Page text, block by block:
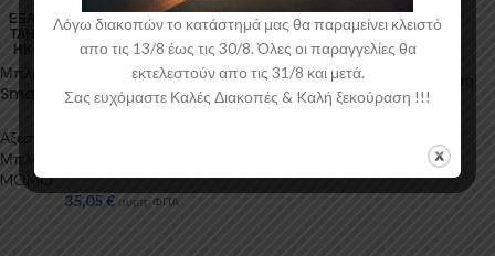
ΕΞΑΝ
ΤΛΉΘ
ΗΚΕ
Μπλούζα T-Shirt Moby Dick
Small μαυρή 1τμχ Momo
Αξεσουάρ Αυτοκινήτου
Μπλούζες
MOMO
35,05€ συμπ. ΦΠΑ
Μπλούζα T-Shirt Moby Dick
XXLarge λευκή 1τμχ Momo
Αξεσουάρ Αυτοκινήτου
Μπλούζες
Λόγω διακοπών το κατάστημά μας θα παραμείνει κλειστό
απο τις 13/8 έως τις 30/8. Όλες οι παραγγελίες θα
εκτελεστούν απο τις 31/8 και μετά.
Σας ευχόμαστε Καλές Διακοπές & Kαλή ξεκούραση !!!